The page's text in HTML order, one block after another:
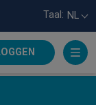
Taal: NL
Zoeken